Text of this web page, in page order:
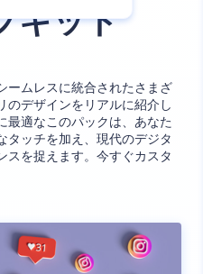
キット
ームレスに統合されたさまざ
のデザインをリアルに紹介し
最適なこのパックは、あなた
タッチを加え、現代のデジタ
スを捉えます。今すぐカスタ